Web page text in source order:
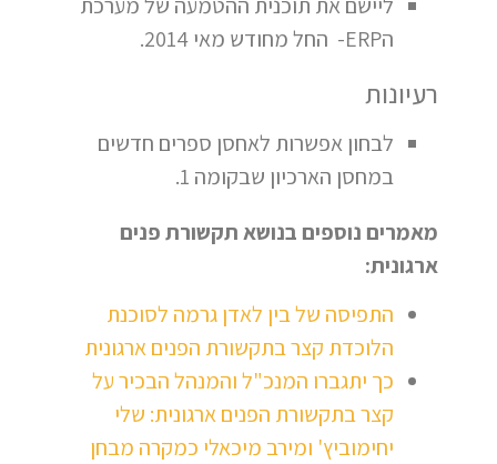
הERP- החל מחודש מאי 2014.
רעיונות
לבחון אפשרות לאחסן ספרים חדשים
במחסן הארכיון שבקומה 1.
מאמרים נוספים בנושא תקשורת פנים
ארגונית:
התפיסה של בין לאדן גרמה לסוכנת
הלוכדת קצר בתקשורת הפנים ארגונית
כך יתגברו המנכ"ל והמנהל הבכיר על
קצר בתקשורת הפנים ארגונית: שלי
יחימוביץ' ומירב מיכאלי כמקרה מבחן